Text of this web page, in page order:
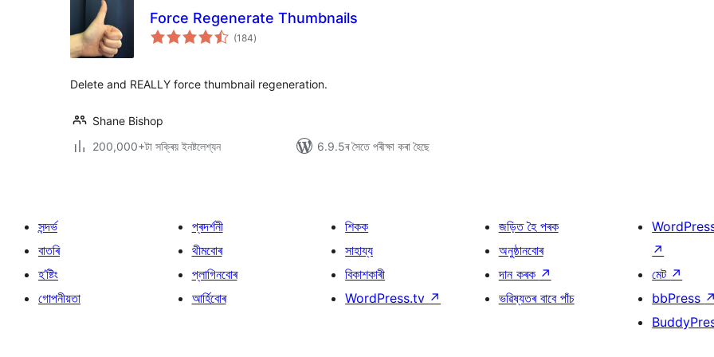
Force Regenerate Thumbnails
(184টা
মুঠ)
Delete and REALLY force thumbnail regeneration.
Shane Bishop
200,000+টা সক্ৰিয় ইনষ্টলেশ্যন
6.9.5ৰ সৈতে পৰীক্ষা কৰা হৈছে
সন্দৰ্ভ
বাতৰি
হ’ষ্টিং
গোপনীয়তা
প্ৰদৰ্শনী
থীমবোৰ
প্লাগিনবোৰ
আৰ্হিবোৰ
শিকক
সাহায্য
বিকাশকাৰী
WordPress.tv ↗
জড়িত হৈ পৰক
অনুষ্ঠানবোৰ
দান কৰক ↗
ভৱিষ্যতৰ বাবে পাঁচ
↗
মেট ↗
bbPress ↗